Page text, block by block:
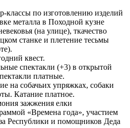
классы по изготовлению изделий
металла в Походной кузне
(на улице), ткачество
станке и плетение тесьмы
квест.
спектакли (+3) в открытой
платные.
на собачьих упряжках, собаки
Катание платное.
зажжения елки
«Времена года», участием
Республики и помощников Деда